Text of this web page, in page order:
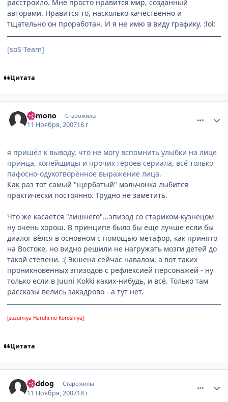
расстроило. Мне просто нравится мир, созданный
авторами. Нравится то, насколько качественно и
тщательно он проработан. И я не имю в виду графику. :lol:
[soS Team]
Цитата
kemono Старожилы
11 Ноября, 200718 г
я пришёл к выводу, что не могу вспомнить улыбки на лице
принца, копейщицы и прочих героев сериала, всё только
пафосно-одухотворённое выражение лица.
Как раз тот самый "щербатый" мальчонка лыбится
практически постоянно. Трудно не заметить.
Что же касается "лишнего"...эпизод со стариком-кузнецом
ну очень хорош. В принципе было бы еще лучше если бы
диалог вёлся в основном с помощью метафор, как принято
на Востоке, но видно решили не нагружать мозги детей до
такой степени. :( Экшена сейчас навалом, а вот таких
проникновенных эпизодов с рефлексией персонажей - ну
только если в Juuni Kokki каких-нибудь, и всё. Только там
рассказы велись закадрово - а тут нет.
[suzumiya Haruhi no Koroshiya]
Цитата
Reddog Старожилы
11 Ноября, 200718 г